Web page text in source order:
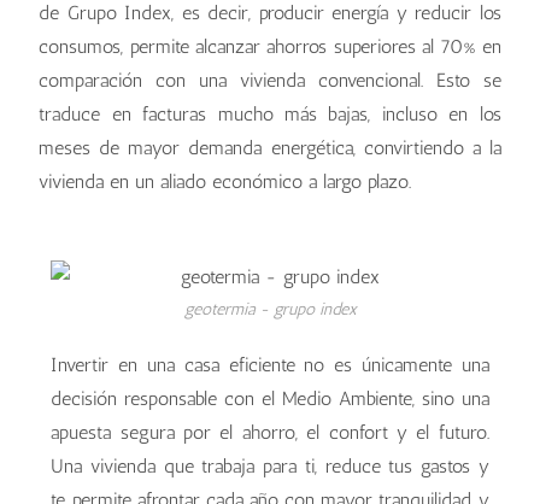
de Grupo Index, es decir, producir energía y reducir los
consumos, permite alcanzar ahorros superiores al 70% en
comparación con una vivienda convencional. Esto se
traduce en facturas mucho más bajas, incluso en los
meses de mayor demanda energética, convirtiendo a la
vivienda en un aliado económico a largo plazo.
geotermia - grupo index
Invertir en una casa eficiente no es únicamente una
decisión responsable con el Medio Ambiente, sino una
apuesta segura por el ahorro, el confort y el futuro.
Una vivienda que trabaja para ti, reduce tus gastos y